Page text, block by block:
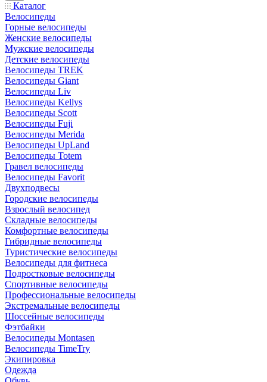
Каталог
Велосипеды
Горные велосипеды
Женские велосипеды
Мужские велосипеды
Детские велосипеды
Велосипеды TREK
Велосипеды Giant
Велосипеды Liv
Велосипеды Kellys
Велосипеды Scott
Велосипеды Fuji
Велосипеды Merida
Велосипеды UpLand
Велосипеды Totem
Гравел велосипеды
Велосипеды Favorit
Двухподвесы
Городские велосипеды
Взрослый велосипед
Складные велосипеды
Комфортные велосипеды
Гибридные велосипеды
Туристические велосипеды
Велосипеды для фитнеса
Подростковые велосипеды
Спортивные велосипеды
Профессиональные велосипеды
Экстремальные велосипеды
Шоссейные велосипеды
Фэтбайки
Велосипеды Montasen
Велосипеды TimeTry
Экипировка
Одежда